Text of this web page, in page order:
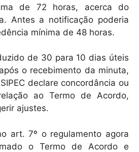
de 72 horas, acerca do
Antes a notificação poderia
mínima de 48 horas.
de 30 para 10 dias úteis
o recebimento da minuta,
declare concordância ou
ao Termo de Acordo,
ajustes.
art. 7º o regulamento agora
o Termo de Acordo e